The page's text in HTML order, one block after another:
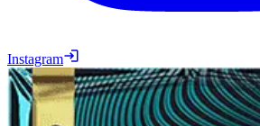
Instagram